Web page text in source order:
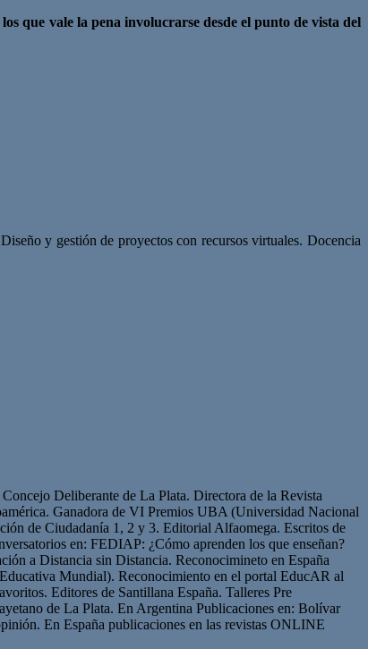
losque vale la pena involucrarse desde el punto de vista del
y gestión de proyectos con recursos virtuales. Docencia
Deliberante de La Plata. Directora de la Revista
Ganadora de VI Premios UBA (Universidad Nacional
de Ciudadanía 1, 2 y 3. Editorial Alfaomega. Escritos de
en: FEDIAP: ¿Cómo aprenden los que enseñan?
a Distancia sin Distancia. Reconocimineto en España
Mundial). Reconocimiento en el portal EducAR al
Editores de Santillana España. Talleres Pre
de La Plata. En Argentina Publicaciones en: Bolívar
En España publicaciones en las revistas ONLINE